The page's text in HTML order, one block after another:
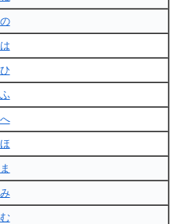
の
は
ひ
ふ
へ
ほ
ま
み
む